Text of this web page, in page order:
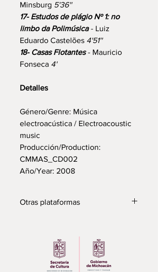
Minsburg 5'36''
17- Estudos de plágio Nº 1: no
limbo da Polimúsica- Luiz
Eduardo Castelões 4'51''
18- Casas Flotantes- Mauricio
Fonseca 4'
Detalles
Género/Genre: Música
electroacústica / Electroacoustic
music
Producción/Production:
CMMAS_CD002
Año/Year: 2008
Otras plataformas
Para escucharlo en Apple Music
Para escucharlo en Spotify